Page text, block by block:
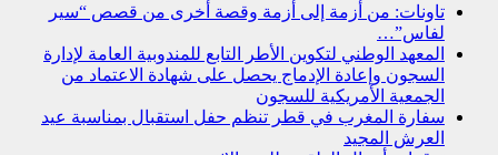
تاونات: من أزمة إلى أزمة وقصة أخرى من قصص “سير
لفاس”…
المعهد الوطني لتكوين الأطر التابع للمندوبية العامة لإدارة
السجون وإعادة الإدماج يحصل على شهادة الاعتماد من
الجمعية الأمريكية للسجون
سفارة المغرب في قطر تنظم حفل استقبال بمناسبة عيد
العرش المجيد